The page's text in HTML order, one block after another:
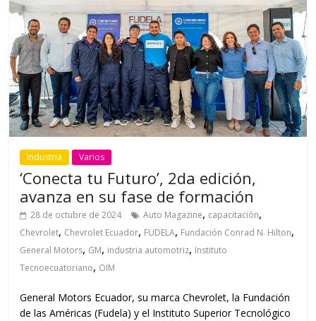
Industria Varios
‘Conecta tu Futuro’, 2da edición,
avanza en su fase de formación
28 de octubre de 2024 Auto Magazine, capacitación,
Chevrolet, Chevrolet Ecuador, FUDELA, Fundación Conrad N. Hilton,
General Motors, GM, industria automotriz, Instituto
Tecnoecuatoriano, OIM
General Motors Ecuador, su marca Chevrolet, la Fundación
de las Américas (Fudela) y el Instituto Superior Tecnológico